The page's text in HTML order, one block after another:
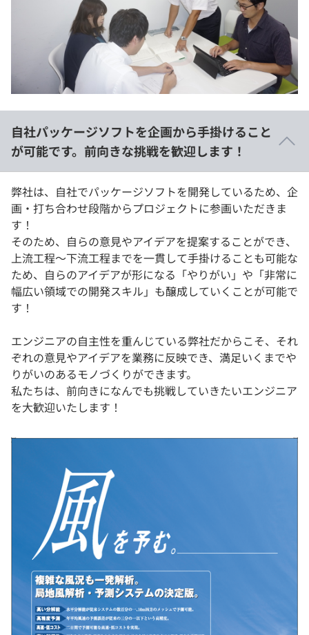
自社パッケージソフトを企画から手掛けること
が可能です。前向きな挑戦を歓迎します！
弊社は、自社でパッケージソフトを開発しているため、企
画・打ち合わせ段階からプロジェクトに参画いただきま
す！
そのため、自らの意見やアイデアを提案することができ、
上流⼯程〜下流⼯程までを⼀貫して⼿掛けることも可能な
ため、自らのアイデアが形になる「やりがい」や「非常に
幅広い領域での開発スキル」も醸成していくことが可能で
す！
エンジニアの自主性を重んじている弊社だからこそ、それ
ぞれの意⾒やアイデアを業務に反映でき、満足いくまでや
りがいのあるモノづくりができます。
私たちは、前向きになんでも挑戦していきたいエンジニア
を大歓迎いたします！